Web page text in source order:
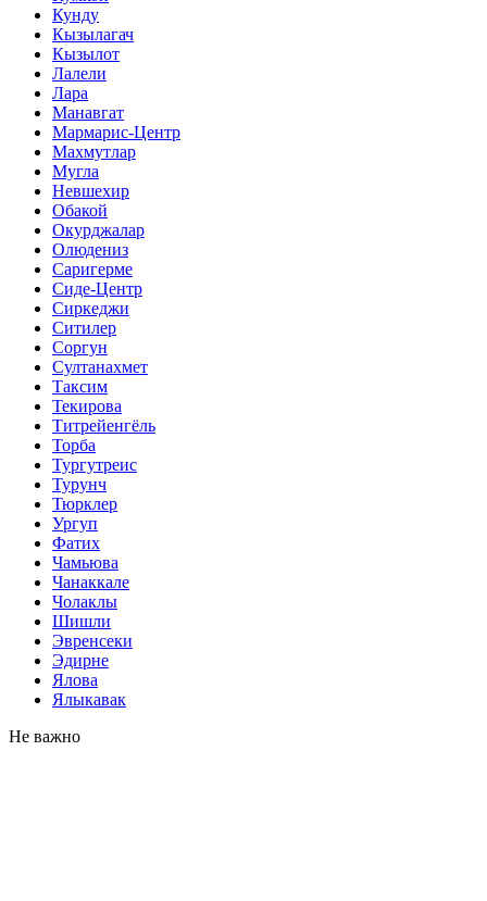
Кунду
Кызылагач
Кызылот
Лалели
Лара
Манавгат
Мармарис-Центр
Махмутлар
Мугла
Невшехир
Обакой
Окурджалар
Олюдениз
Саригерме
Сиде-Центр
Сиркеджи
Ситилер
Соргун
Султанахмет
Таксим
Текирова
Титрейенгёль
Торба
Тургутреис
Турунч
Тюрклер
Ургуп
Фатих
Чамьюва
Чанаккале
Чолаклы
Шишли
Эвренсеки
Эдирне
Ялова
Ялыкавак
Не важно